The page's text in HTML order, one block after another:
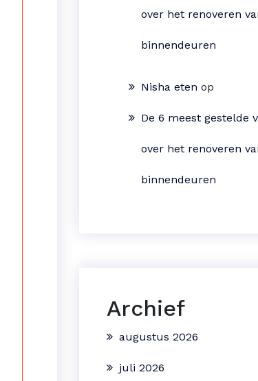
over het renoveren
binnendeuren
Nisha eten op
De 6 meest gestelde
over het renoveren
binnendeuren
Archief
augustus 2026
juli 2026